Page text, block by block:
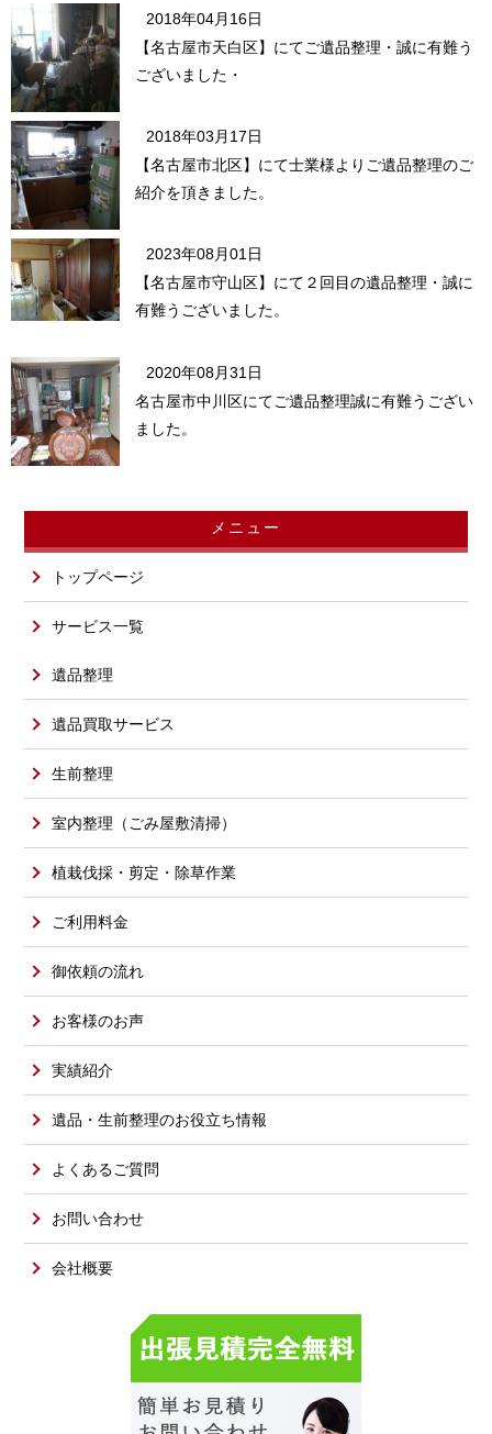
2018年04月16日
【名古屋市天白区】にてご遺品整理・誠に有難う
ございました・
2018年03月17日
【名古屋市北区】にて士業様よりご遺品整理のご
紹介を頂きました。
2023年08月01日
【名古屋市守山区】にて２回目の遺品整理・誠に
有難うございました。
2020年08月31日
名古屋市中川区にてご遺品整理誠に有難うござい
ました。
メニュー
トップページ
サービス一覧
遺品整理
遺品買取サービス
生前整理
室内整理（ごみ屋敷清掃）
植栽伐採・剪定・除草作業
ご利用料金
御依頼の流れ
お客様のお声
実績紹介
遺品・生前整理のお役立ち情報
よくあるご質問
お問い合わせ
会社概要